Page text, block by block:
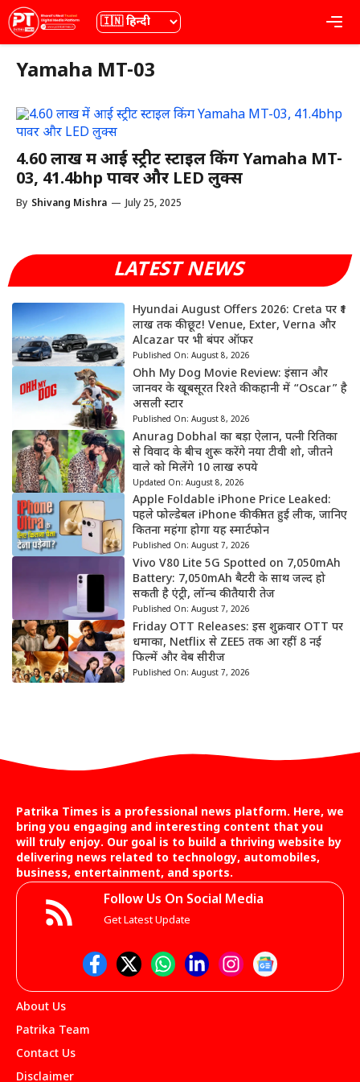
Skip
to
content
भाषा
Yamaha MT-03
4.60 लाख में आई स्ट्रीट स्टाइल किंग Yamaha MT-
03, 41.4bhp पावर और LED लुक्स
By Shivang Mishra — July 25, 2025
LATEST NEWS
Hyundai August Offers 2026: Creta पर ₹1
लाख तक की छूट! Venue, Exter, Verna और
Alcazar पर भी बंपर ऑफर
Published On: August 8, 2026
Ohh My Dog Movie Review: इंसान और
जानवर के खूबसूरत रिश्ते की कहानी में “Oscar” है
असली स्टार
Published On: August 8, 2026
Anurag Dobhal का बड़ा ऐलान, पत्नी रितिका
से विवाद के बीच शुरू करेंगे नया टीवी शो, जीतने
वाले को मिलेंगे 10 लाख रुपये
Updated On: August 8, 2026
Apple Foldable iPhone Price Leaked:
पहले फोल्डेबल iPhone की कीमत हुई लीक, जानिए
कितना महंगा होगा यह स्मार्टफोन
Published On: August 7, 2026
Vivo V80 Lite 5G Spotted on 7,050mAh
Battery: 7,050mAh बैटरी के साथ जल्द हो
सकती है एंट्री, लॉन्च की तैयारी तेज
Published On: August 7, 2026
Friday OTT Releases: इस शुक्रवार OTT पर
धमाका, Netflix से ZEE5 तक आ रहीं 8 नई
फिल्में और वेब सीरीज
Published On: August 7, 2026
Patrika Times is a professional news platform. Here, we
bring you engaging and interesting content that you
will truly enjoy. Our goal is to build a thriving website by
delivering news related to technology, automobiles,
business, entertainment, and sports.
Follow Us On Social Media
Get Latest Update
About Us
Patrika Team
Contact Us
Disclaimer